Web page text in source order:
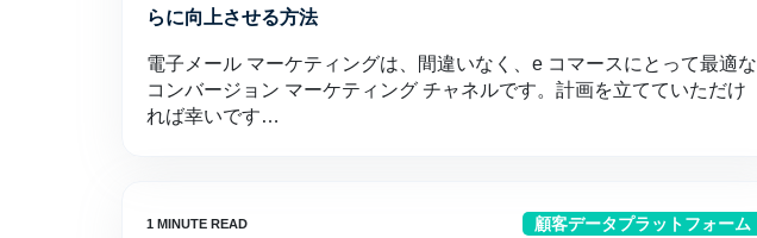
らに向上させる方法
電子メール マーケティングは、間違いなく、e コマースにとって最適な
コンバージョン マーケティング チャネルです。計画を立てていただけ
れば幸いです…
顧客データプラットフォーム